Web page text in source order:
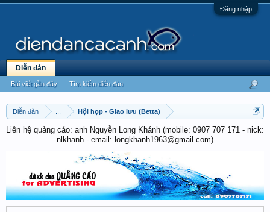
Đăng nhập
Diễn đàn Hội họp - Giao lưu (Betta)
Liên hệ quảng cáo: anh Nguyễn Long Khánh (mobile: 0907 707 171 - nick:
nlkhanh - email: longkhanh1963@gmail.com)
Diễn đàn
Bài viết gần đây Tìm kiếm diễn đàn